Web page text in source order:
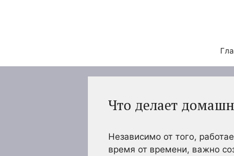
Что делает
Независимо от того,
время от времени, важно